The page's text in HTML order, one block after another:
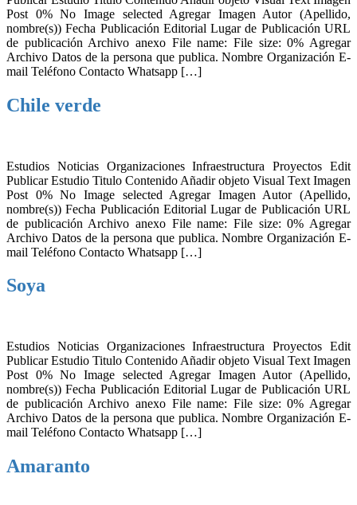
Post 0% No Image selected Agregar Imagen Autor (Apellido,
nombre(s)) Fecha Publicación Editorial Lugar de Publicación URL
de publicación Archivo anexo File name: File size: 0% Agregar
Archivo Datos de la persona que publica. Nombre Organización E-
mail Teléfono Contacto Whatsapp […]
Chile verde
Estudios Noticias Organizaciones Infraestructura Proyectos Edit
Publicar Estudio Titulo Contenido Añadir objeto Visual Text Imagen
Post 0% No Image selected Agregar Imagen Autor (Apellido,
nombre(s)) Fecha Publicación Editorial Lugar de Publicación URL
de publicación Archivo anexo File name: File size: 0% Agregar
Archivo Datos de la persona que publica. Nombre Organización E-
mail Teléfono Contacto Whatsapp […]
Soya
Estudios Noticias Organizaciones Infraestructura Proyectos Edit
Publicar Estudio Titulo Contenido Añadir objeto Visual Text Imagen
Post 0% No Image selected Agregar Imagen Autor (Apellido,
nombre(s)) Fecha Publicación Editorial Lugar de Publicación URL
de publicación Archivo anexo File name: File size: 0% Agregar
Archivo Datos de la persona que publica. Nombre Organización E-
mail Teléfono Contacto Whatsapp […]
Amaranto